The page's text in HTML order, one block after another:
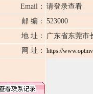
Email： 请登录查看
邮 编： 523000
地 址：
广东省东莞市
网 址：
https://